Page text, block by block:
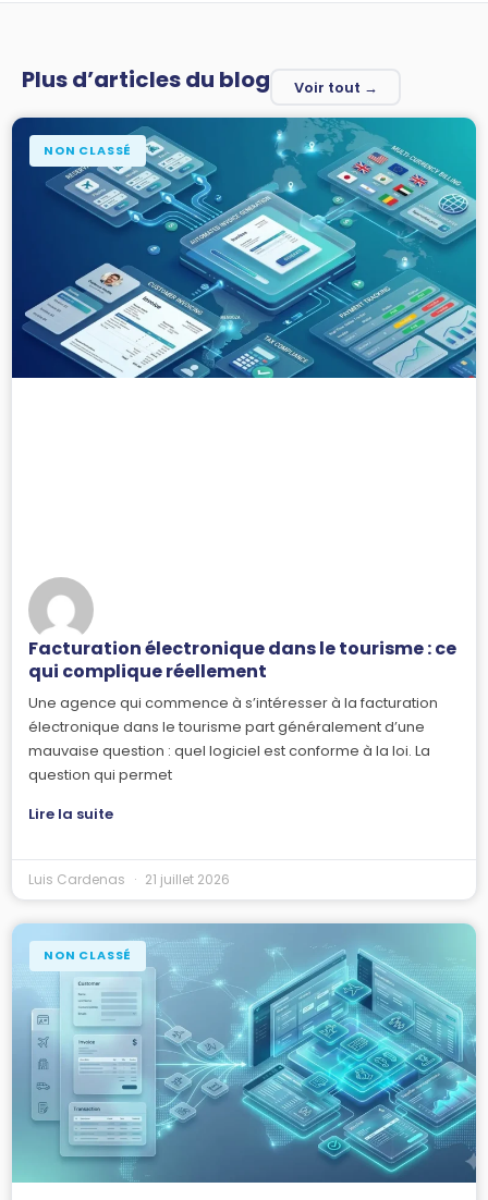
Plus d’articles du blog Voir tout →
NON CLASSÉ
Facturation électronique dans le tourisme : ce
qui complique réellement
Une agence qui commence à s’intéresser à la facturation
électronique dans le tourisme part généralement d’une
mauvaise question : quel logiciel est conforme à la loi. La
question qui permet
Lire la suite
Luis Cardenas 21 juillet 2026
NON CLASSÉ